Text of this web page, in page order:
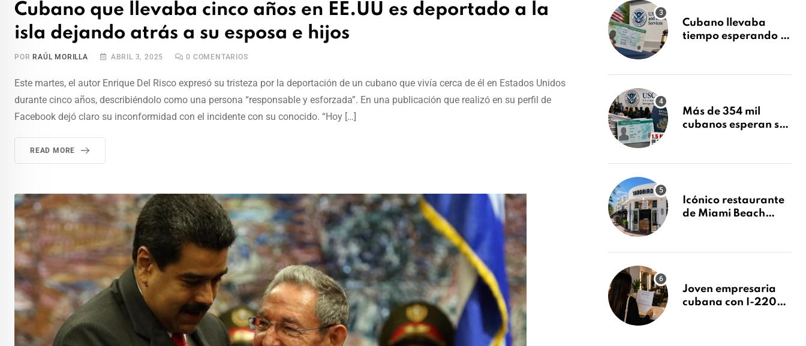
Cubano que llevaba cinco años en EE.UU es deportado a la
isla dejando atrás a su esposa e hijos
POR RAÚL MORILLA ABRIL 3, 2025 0 COMENTARIOS
Este martes, el autor Enrique Del Risco expresó su tristeza por la deportación de un cubano que vivía cerca de él en Estados Unidos
durante cinco años, describiéndolo como una persona “responsable y esforzada”. En una publicación que realizó en su perfil de
Facebook dejó claro su inconformidad con el incidente con su conocido. “Hoy […]
READ MORE
Cubano llevaba
tiempo esperando su
tras Writ of
Más de 354 mil
cubanos esperan su
millones de
Icónico restaurante
de Miami Beach
después de 15 años
Joven empresaria
cubana con I-220A